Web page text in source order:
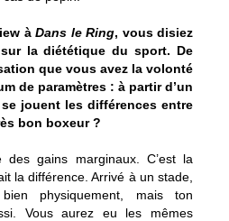
à Dans le Ring, vous disiez
la diététique du sport. De
que vous avez la volonté
de paramètres : à partir d’un
jouent les différences entre
bon boxeur ?
gains marginaux. C’est la
la différence. Arrivé à un stade,
physiquement, mais ton
Vous aurez eu les mêmes